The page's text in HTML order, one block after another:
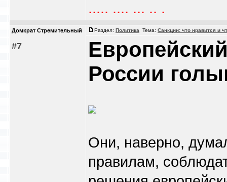
..... .... ... .. .
Домкрат Стремительный
#7
Раздел: Политика Тема: Санкции: что нравится и
России
Они, наверно,
правилам,